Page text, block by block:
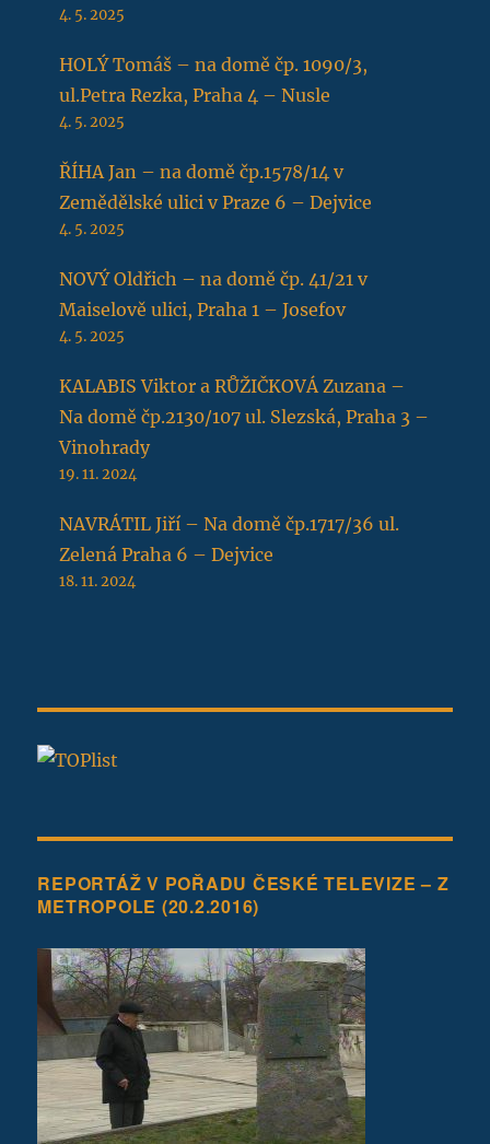
4. 5. 2025
HOLÝ Tomáš – na domě čp. 1090/3,
ul.Petra Rezka, Praha 4 – Nusle
4. 5. 2025
ŘÍHA Jan – na domě čp.1578/14 v
Zemědělské ulici v Praze 6 – Dejvice
4. 5. 2025
NOVÝ Oldřich – na domě čp. 41/21 v
Maiselově ulici, Praha 1 – Josefov
4. 5. 2025
KALABIS Viktor a RŮŽIČKOVÁ Zuzana –
Na domě čp.2130/107 ul. Slezská, Praha 3 –
Vinohrady
19. 11. 2024
NAVRÁTIL Jiří – Na domě čp.1717/36 ul.
Zelená Praha 6 – Dejvice
18. 11. 2024
REPORTÁŽ V POŘADU ČESKÉ TELEVIZE – Z
METROPOLE (20.2.2016)